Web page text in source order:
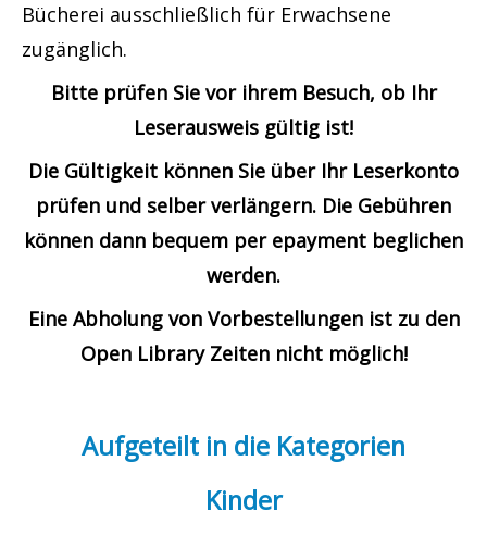
Bücherei ausschließlich für Erwachsene
zugänglich.
Bitte prüfen Sie vor ihrem Besuch, ob Ihr
Leserausweis gültig ist!
Die Gültigkeit können Sie über Ihr Leserkonto
prüfen und selber verlängern. Die Gebühren
können dann bequem per epayment beglichen
werden.
Eine Abholung von Vorbestellungen ist zu den
Open Library Zeiten nicht möglich!
Aufgeteilt in die Kategorien
Kinder